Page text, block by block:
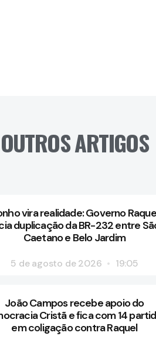
OUTROS ARTIGOS
vira realidade: Governo
duplicação da BR-232 entre
Caetano e Belo Jardim
5 de agosto de 2026 19:05
João Campos recebe apoio do
Cristã e fica com 14
em coligação contra Raquel